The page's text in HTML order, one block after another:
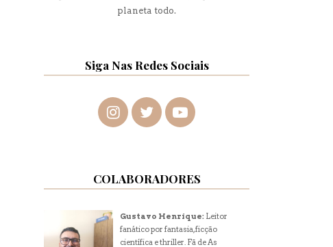
planeta todo.
Siga Nas Redes Sociais
COLABORADORES
Gustavo Henrique: Leitor
fanático por fantasia, ficção
científica e thriller. Fã de As